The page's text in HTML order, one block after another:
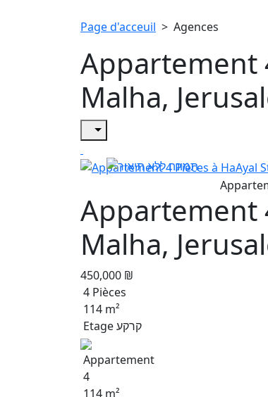
Page d'acceuil > Agences
Appartement
Malha,
Appartement
Malha,
450,000 ₪
4 Pièces
114 m²
Etage קרקע
Appartement
4
114 m²